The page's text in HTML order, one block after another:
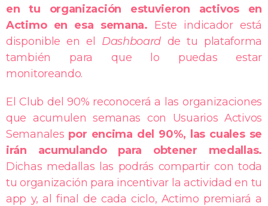
en tu organización estuvieron activos en
Actimo en esa semana. Este indicador está
disponible en el Dashboard de tu plataforma
también para que lo puedas estar
monitoreando.
El Club del 90% reconocerá a las organizaciones
que acumulen semanas con Usuarios Activos
Semanales por encima del 90%, las cuales se
irán acumulando para obtener medallas.
Dichas medallas las podrás compartir con toda
tu organización para incentivar la actividad en tu
app y, al final de cada ciclo, Actimo premiará a